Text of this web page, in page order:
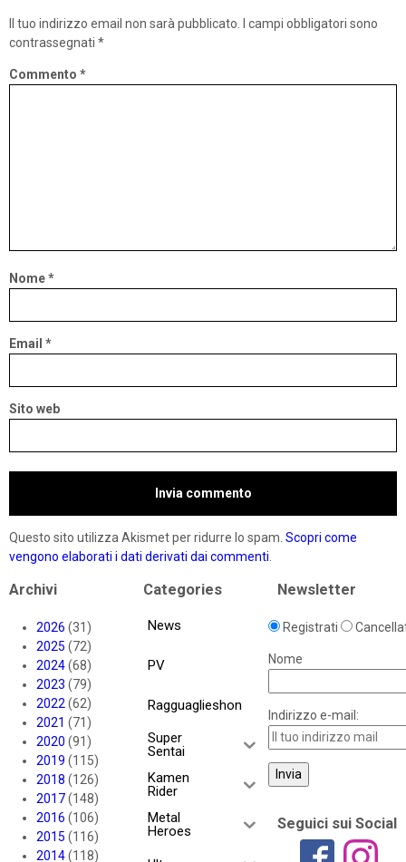
Il tuo indirizzo email non sarà pubblicato.
I campi obbligatori sono
contrassegnati *
Commento *
Nome*
Email *
Sito web
Questo sito utilizza Akismet per ridurre lo spam. Scopri come
vengono elaborati i dati derivati dai commenti.
Archivi
2026 (31)
2025 (72)
2024(68)
2023 (79)
2022(62)
2021 (71)
2020 (91)
2019 (115)
2018 (126)
2017(148)
2016 (106)
2015 (116)
2014(118)
Categories
News
PV
Ragguaglieshon
Super
Sentai
Kamen
Rider
Metal
Heroes
Newsletter
Registrati
Nome
Indirizzo e-mail:
Seguici sui Social